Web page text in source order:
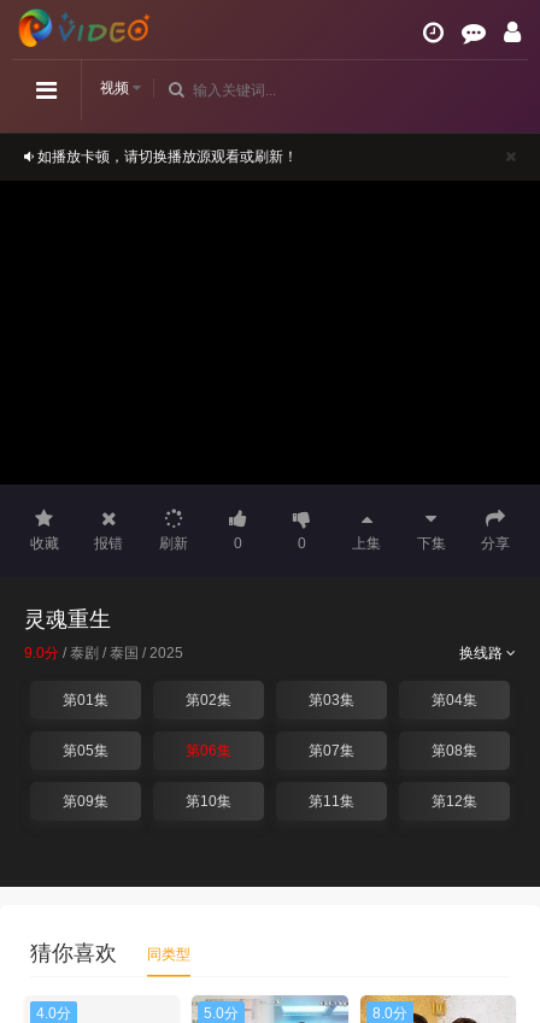
视频
如播放卡顿，请切换播放源观看或刷新！
收藏 报错 刷新 0 0 上集 下集 分享
灵魂重生
换线路
9.0分 / 泰剧 / 泰国 / 2025
第01集 第02集 第03集 第04集
第05集 第06集 第07集 第08集
第09集 第10集 第11集 第12集
猜你喜欢 同类型
4.0分 5.0分 8.0分